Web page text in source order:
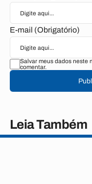
E-mail (Obrigatório)
Salvar meus dados neste
comentar.
Leia Também